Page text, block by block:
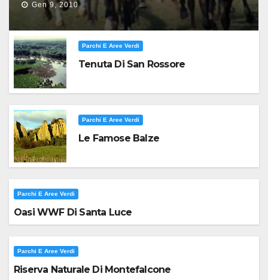
Gen 9, 2010
Parchi E Aree Verdi
Tenuta Di San Rossore
Parchi E Aree Verdi
Le Famose Balze
Parchi E Aree Verdi
Oasi WWF Di Santa Luce
Parchi E Aree Verdi
Riserva Naturale Di Montefalcone